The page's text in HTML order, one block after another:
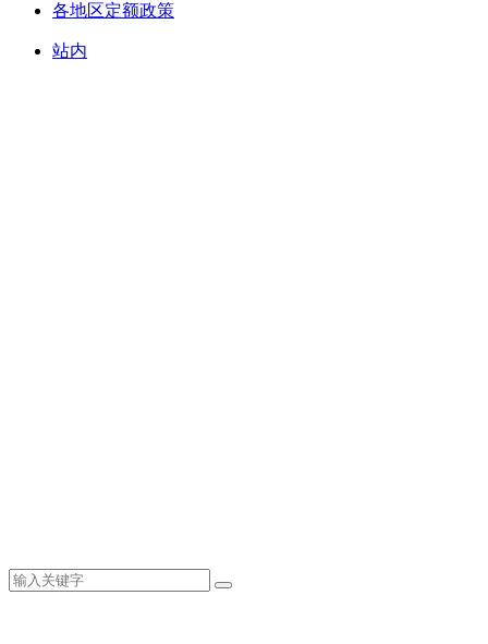
各地区定额政策
站内